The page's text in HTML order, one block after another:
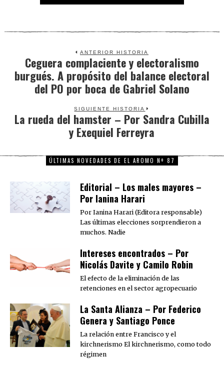
ANTERIOR HISTORIA
Previous
post:
Ceguera complaciente y electoralismo
burgués. A propósito del balance electoral
del PO por boca de Gabriel Solano
SIGUIENTE HISTORIA
Next
post:
La rueda del hamster – Por Sandra Cubilla
y Exequiel Ferreyra
ÚLTIMAS NOVEDADES DE EL AROMO Nº 87
Editorial – Los males mayores –
Por Ianina Harari
Por Ianina Harari (Editora responsable)
Las últimas elecciones sorprendieron a
muchos. Nadie
Intereses encontrados – Por
Nicolás Davite y Camilo Robin
El efecto de la eliminación de las
retenciones en el sector agropecuario
La Santa Alianza – Por Federico
Genera y Santiago Ponce
La relación entre Francisco y el
kirchnerismo El kirchnerismo, como todo
régimen